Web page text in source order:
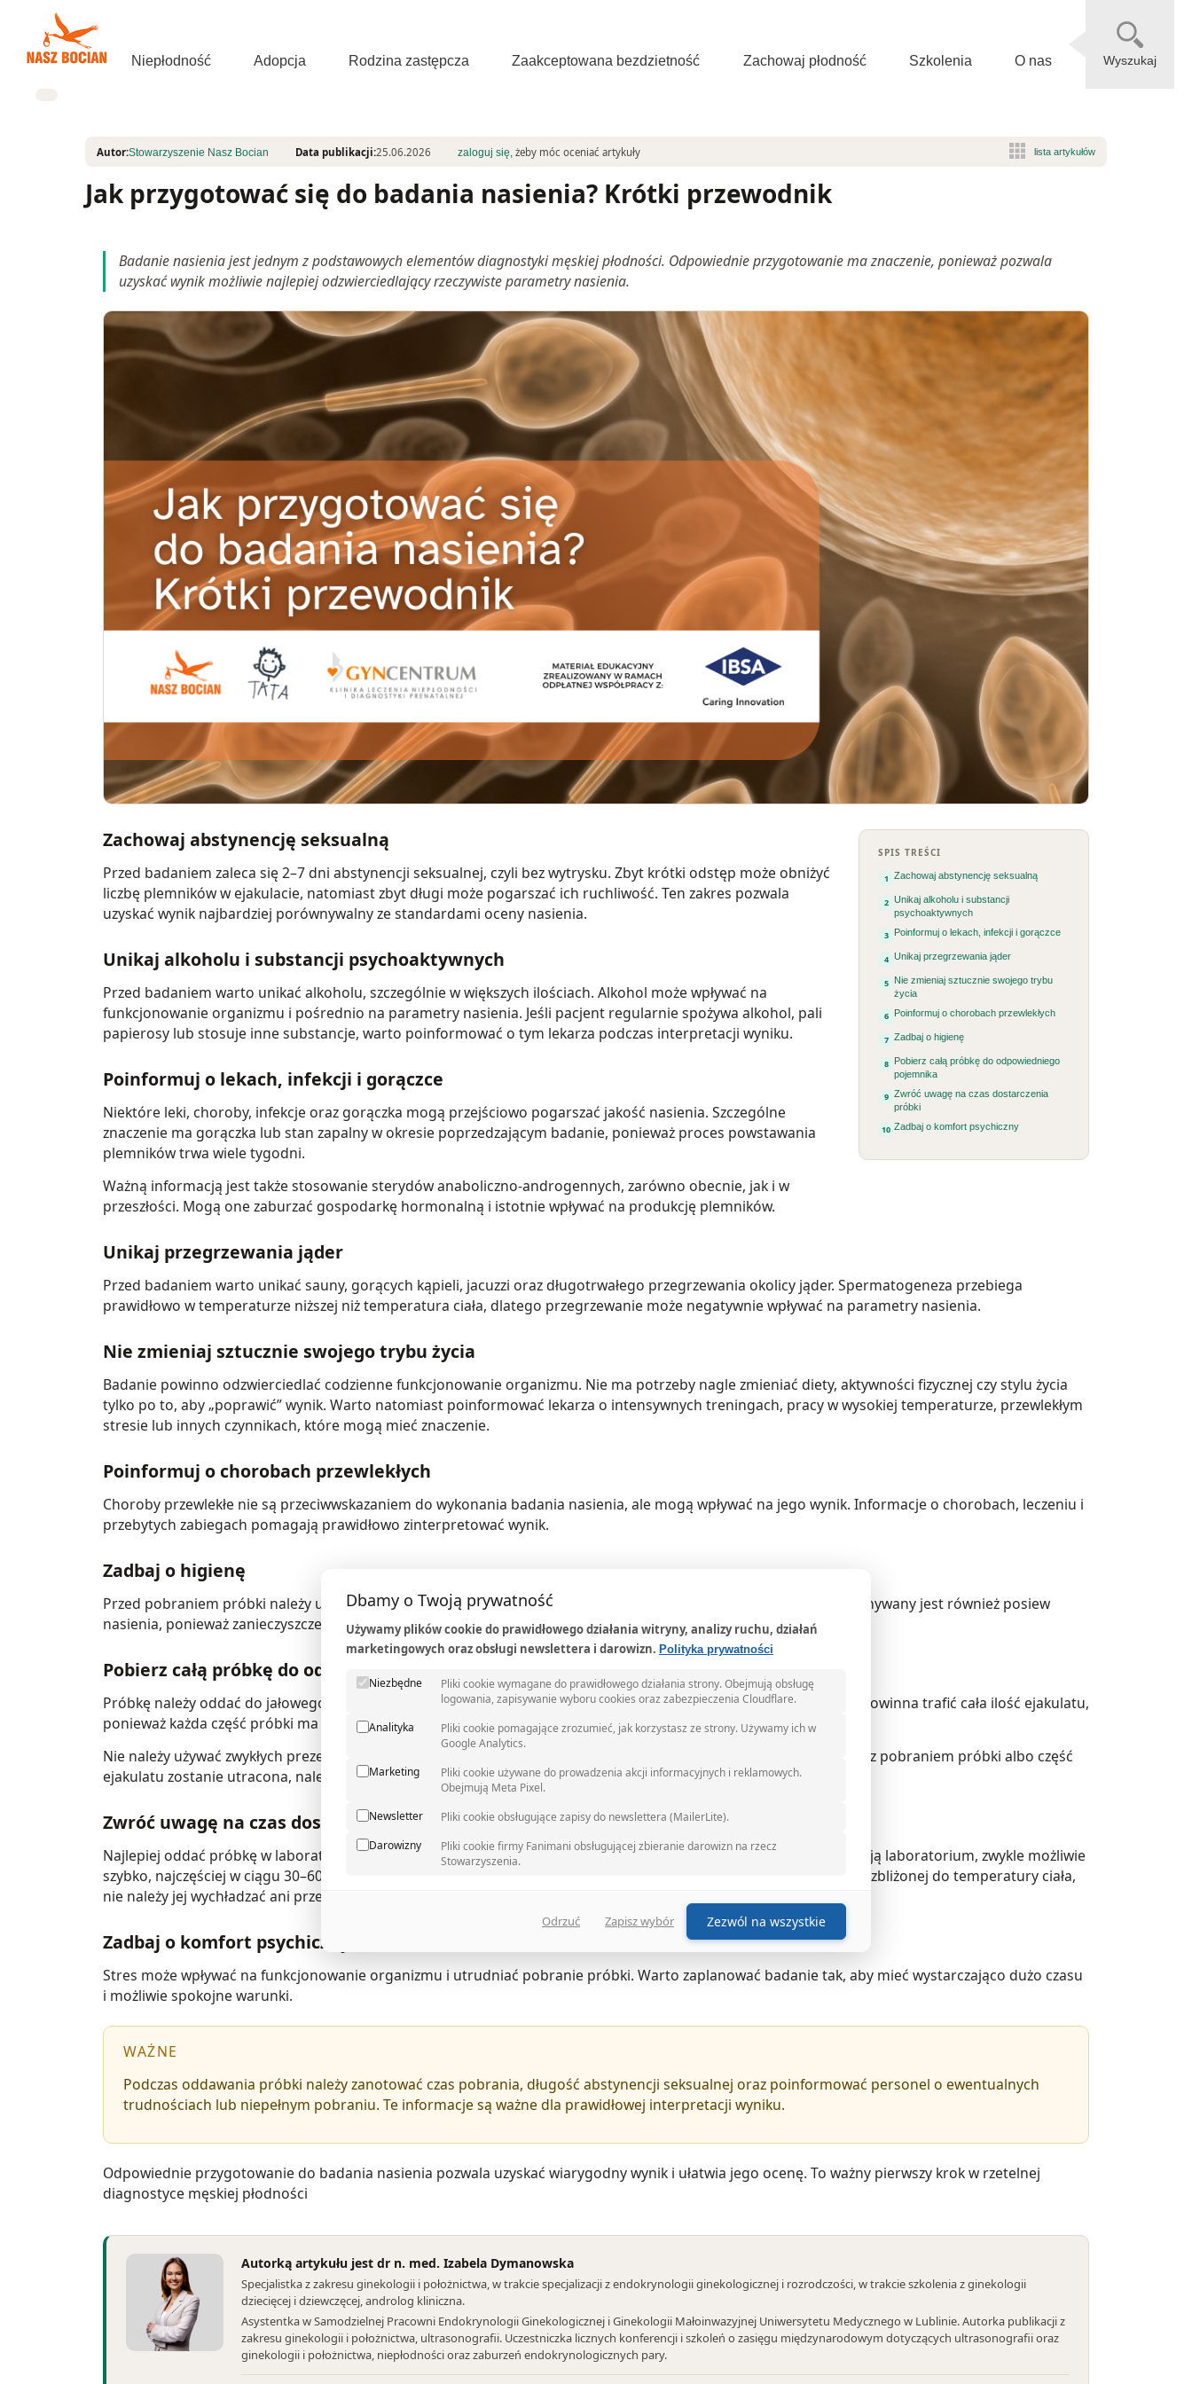
treści
Niepłodność Adopcja Rodzina zastępcza Zaakceptowana bezdzietność Zachowaj płodność Szkolenia O nas Wyszukaj
Autor:Stowarzyszenie Nasz Bocian Data publikacji:25.06.2026 zaloguj się, żeby móc oceniać artykuły
Jak przygotować się do badania nasienia? Krótki przewodnik
Badanie nasienia jest jednym z podstawowych elementów diagnostyki męskiej płodności. Odpowiednie przygotowanie ma znaczenie, ponieważ pozwala
uzyskać wynik możliwie najlepiej odzwierciedlający rzeczywiste parametry nasienia.
SPIS TREŚCI
Zachowaj abstynencję seksualną
Unikaj alkoholu i substancji
psychoaktywnych
Poinformuj o lekach, infekcji i gorączce
Unikaj przegrzewania jąder
Nie zmieniaj sztucznie swojego trybu
życia
Poinformuj o chorobach przewlekłych
Zadbaj o higienę
Pobierz całą próbkę do odpowiedniego
pojemnika
Zwróć uwagę na czas dostarczenia
próbki
Zadbaj o komfort psychiczny
Zachowaj abstynencję seksualną
Przed badaniem zaleca się 2–7 dni abstynencji seksualnej, czyli bez wytrysku. Zbyt krótki odstęp może obniżyć
liczbę plemników w ejakulacie, natomiast zbyt długi może pogarszać ich ruchliwość. Ten zakres pozwala
uzyskać wynik najbardziej porównywalny ze standardami oceny nasienia.
Unikaj alkoholu i substancji psychoaktywnych
Przed badaniem warto unikać alkoholu, szczególnie w większych ilościach. Alkohol może wpływać na
funkcjonowanie organizmu i pośrednio na parametry nasienia. Jeśli pacjent regularnie spożywa alkohol, pali
papierosy lub stosuje inne substancje, warto poinformować o tym lekarza podczas interpretacji wyniku.
Poinformuj o lekach, infekcji i gorączce
Niektóre leki, choroby, infekcje oraz gorączka mogą przejściowo pogarszać jakość nasienia. Szczególne
znaczenie ma gorączka lub stan zapalny w okresie poprzedzającym badanie, ponieważ proces powstawania
plemników trwa wiele tygodni.
Ważną informacją jest także stosowanie sterydów anaboliczno-androgennych, zarówno obecnie, jak i w
przeszłości. Mogą one zaburzać gospodarkę hormonalną i istotnie wpływać na produkcję plemników.
Unikaj przegrzewania jąder
Przed badaniem warto unikać sauny, gorących kąpieli, jacuzzi oraz długotrwałego przegrzewania okolicy jąder. Spermatogeneza przebiega
prawidłowo w temperaturze niższej niż temperatura ciała, dlatego przegrzewanie może negatywnie wpływać na parametry nasienia.
Nie zmieniaj sztucznie swojego trybu życia
Badanie powinno odzwierciedlać codzienne funkcjonowanie organizmu. Nie ma potrzeby nagle zmieniać diety, aktywności fizycznej czy stylu życia
tylko po to, aby „poprawić” wynik. Warto natomiast poinformować lekarza o intensywnych treningach, pracy w wysokiej temperaturze, przewlekłym
stresie lub innych czynnikach, które mogą mieć znaczenie.
Poinformuj o chorobach przewlekłych
Choroby przewlekłe nie są przeciwwskazaniem do wykonania badania nasienia, ale mogą wpływać na jego wynik. Informacje o chorobach, leczeniu i
przebytych zabiegach pomagają prawidłowo zinterpretować wynik.
Zadbaj o higienę
Przed pobraniem próbki należy umyć ręce oraz okolice narządów płciowych. Ma to szczególne znaczenie, jeśli wykonywany jest również posiew
nasienia, ponieważ zanieczyszczenia z rąk lub skóry mogą wpłynąć na wynik mikrobiologiczny.
Pobierz całą próbkę do odpowiedniego pojemnika
Próbkę należy oddać do jałowego pojemnika otrzymanego z laboratorium lub zakupionego w aptece. Do badania powinna trafić cała ilość ejakulatu,
ponieważ każda część próbki ma znaczenie diagnostyczne.
Nie należy używać zwykłych prezerwatyw ani lubrykantów, ponieważ mogą wpływać na wynik. Jeśli wystąpi trudność z pobraniem próbki albo część
ejakulatu zostanie utracona, należy poinformować o tym personel.
Zwróć uwagę na czas dostarczenia próbki
Najlepiej oddać próbkę w laboratorium. Jeśli próbka pobierana jest w domu, należy dostarczyć ją zgodnie z instrukcją laboratorium, zwykle możliwie
szybko, najczęściej w ciągu 30–60 minut. W czasie transportu próbka powinna być przechowywana w temperaturze zbliżonej do temperatury ciała,
nie należy jej wychładzać ani przegrzewać.
Zadbaj o komfort psychiczny
Stres może wpływać na funkcjonowanie organizmu i utrudniać pobranie próbki. Warto zaplanować badanie tak, aby mieć wystarczająco dużo czasu
i możliwie spokojne warunki.
WAŻNE
Podczas oddawania próbki należy zanotować czas pobrania, długość abstynencji seksualnej oraz poinformować personel o ewentualnych
trudnościach lub niepełnym pobraniu. Te informacje są ważne dla prawidłowej interpretacji wyniku.
Odpowiednie przygotowanie do badania nasienia pozwala uzyskać wiarygodny wynik i ułatwia jego ocenę. To ważny pierwszy krok w rzetelnej
diagnostyce męskiej płodności
Autorką artykułu jest dr n. med. Izabela Dymanowska
Specjalistka z zakresu ginekologii i położnictwa, w trakcie specjalizacji z endokrynologii ginekologicznej i rozrodczości, w trakcie szkolenia z ginekologii
dziecięcej i dziewczęcej, androlog kliniczna.
Asystentka w Samodzielnej Pracowni Endokrynologii Ginekologicznej i Ginekologii Małoinwazyjnej Uniwersytetu Medycznego w Lublinie. Autorka publikacji z
zakresu ginekologii i położnictwa, ultrasonografii. Uczestniczka licznych konferencji i szkoleń o zasięgu międzynarodowym dotyczących ultrasonografii oraz
ginekologii i położnictwa, niepłodności oraz zaburzeń endokrynologicznych pary.
Dbamy o Twoją prywatność
Używamy plików cookie do prawidłowego działania witryny, analizy ruchu, działań
marketingowych oraz obsługi newslettera i darowizn. Polityka prywatności
Niezbędne
Pliki cookie wymagane do prawidłowego działania strony. Obejmują obsługę
logowania, zapisywanie wyboru cookies oraz zabezpieczenia Cloudflare.
Analityka
Pliki cookie pomagające zrozumieć, jak korzystasz ze strony. Używamy ich w
Google Analytics.
Marketing
Pliki cookie używane do prowadzenia akcji informacyjnych i reklamowych.
Obejmują Meta Pixel.
Newsletter
Pliki cookie obsługujące zapisy do newslettera (MailerLite).
Darowizny
Pliki cookie firmy Fanimani obsługującej zbieranie darowizn na rzecz
Stowarzyszenia.
Odrzuć Zapisz wybór Zezwól na wszystkie